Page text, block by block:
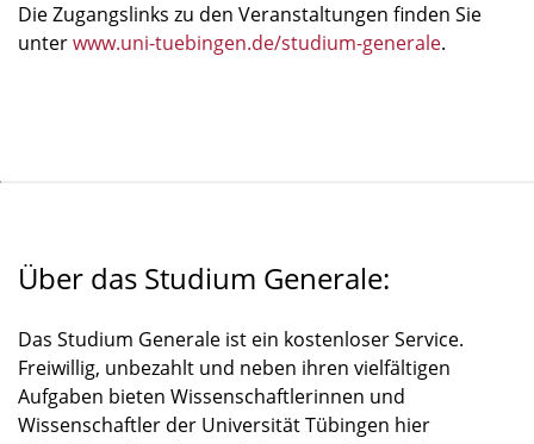
Die Zugangslinks zu den Veranstaltungen finden Sie
unterwww.uni-tuebingen.de/studium-generale.
Über das Studium Generale:
Das Studium Generale ist ein kostenloser Service.
Freiwillig, unbezahlt und neben ihren vielfältigen
Aufgaben bieten Wissenschaftlerinnen und
Wissenschaftler der Universität Tübingen hier